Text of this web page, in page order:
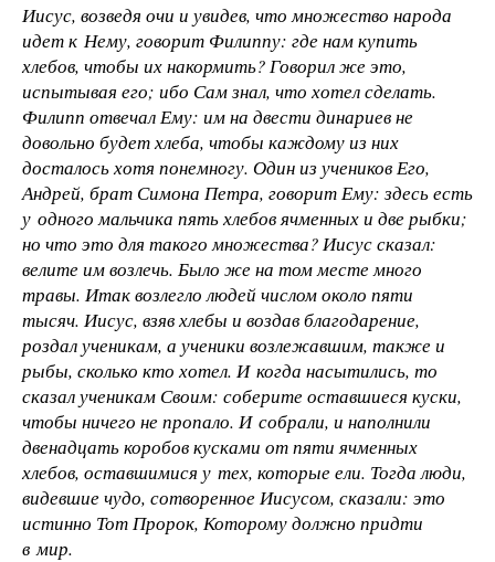
Иисус, возведя очи и увидев, что множество народа
идет к Нему, говорит Филиппу: где нам купить
хлебов, чтобы их накормить? Говорил же это,
испытывая его; ибо Сам знал, что хотел сделать.
Филипп отвечал Ему: им на двести динариев не
довольно будет хлеба, чтобы каждому из них
досталось хотя понемногу. Один из учеников Его,
Андрей, брат Симона Петра, говорит Ему: здесь есть
у одного мальчика пять хлебов ячменных и две рыбки;
но что это для такого множества? Иисус сказал:
велите им возлечь. Было же на том месте много
травы. Итак возлегло людей числом около пяти
тысяч. Иисус, взяв хлебы и воздав благодарение,
роздал ученикам, а ученики возлежавшим, также и
рыбы, сколько кто хотел. И когда насытились, то
сказал ученикам Своим: соберите оставшиеся куски,
чтобы ничего не пропало. И собрали, и наполнили
двенадцать коробов кусками от пяти ячменных
хлебов, оставшимися у тех, которые ели. Тогда люди,
видевшие чудо, сотворенное Иисусом, сказали: это
истинно Тот Пророк, Которому должно придти
в мир.